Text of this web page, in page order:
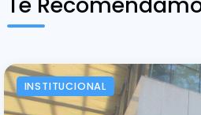
INSTITUCIONAL